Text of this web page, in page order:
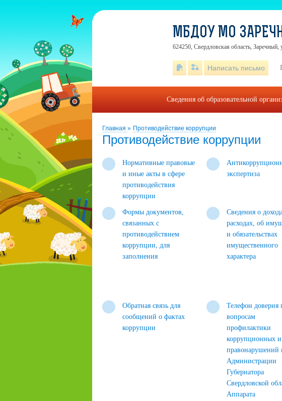
Главная » Противодействие коррупции
Противодействие коррупции
Нормативные правовые
и иные акты в сфере
противодействия
коррупции
экспертиза
Формы документов,
связанных с
противодействием
коррупции, для
заполнения
Сведения о
расходах, об
и обязательствах
имущественного
характера
Обратная связь для
сообщений о фактах
коррупции
Телефон доверия
вопросам
профилактики
коррупционных
правонарушений
Администрации
Губернатора
Свердловской
Аппарата
МБДОУ МО
624250, Свердловская область,
Написать письмо
Сведения об образовательной